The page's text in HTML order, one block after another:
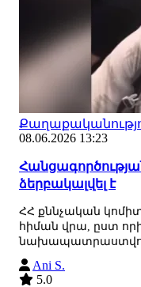
08.06.2026 13:23
ձերբակալվել է
ՀՀ քննչական
հիման վրա, ըստ
նախապատրաստվող
Ani S.
5.0